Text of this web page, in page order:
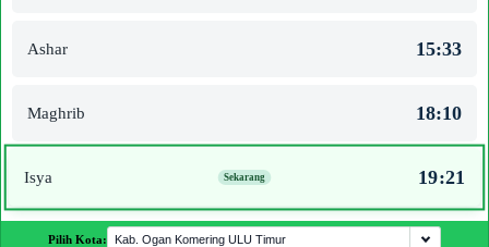
Ashar 15:33
Maghrib 18:10
Isya 19:21
Pilih Kota: